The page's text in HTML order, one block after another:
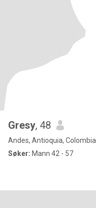
Gresy, 48
Andes, Antioquia, Colombia
Søker: Mann 42 - 57